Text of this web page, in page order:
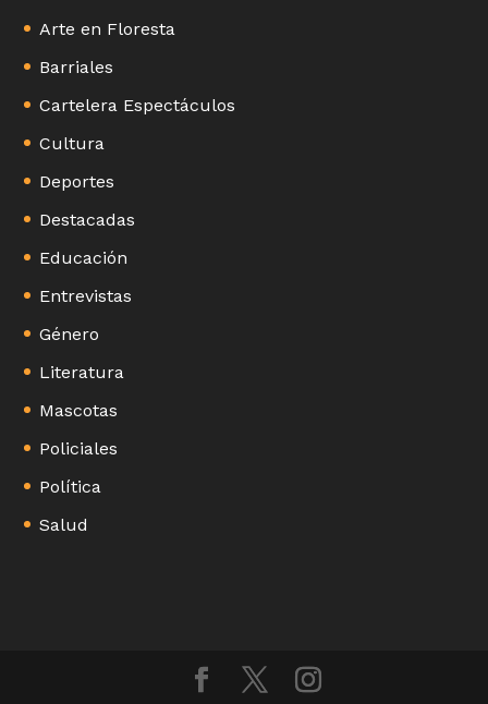
Arte en Floresta
Barriales
Cartelera Espectáculos
Cultura
Deportes
Destacadas
Educación
Entrevistas
Género
Literatura
Mascotas
Policiales
Política
Salud